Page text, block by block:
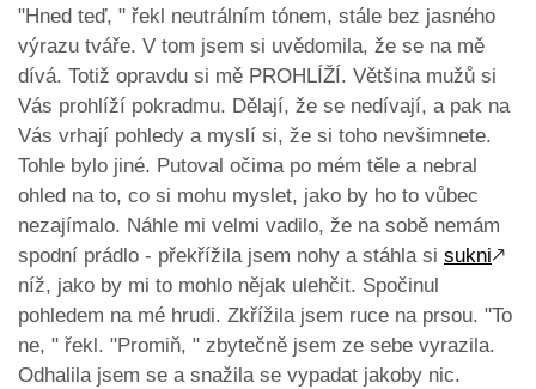
"Hned teď, " řekl neutrálním tónem, stále bez jasného
výrazu tváře. V tom jsem si uvědomila, že se na mě
dívá. Totiž opravdu si mě PROHLÍŽÍ. Většina mužů si
Vás prohlíží pokradmu. Dělají, že se nedívají, a pak na
Vás vrhají pohledy a myslí si, že si toho nevšimnete.
Tohle bylo jiné. Putoval očima po mém těle a nebral
ohled na to, co si mohu myslet, jako by ho to vůbec
nezajímalo. Náhle mi velmi vadilo, že na sobě nemám
spodní prádlo - překřížila jsem nohy a stáhla si sukni🡕
níž, jako by mi to mohlo nějak ulehčit. Spočinul
pohledem na mé hrudi. Zkřížila jsem ruce na prsou. "To
ne, " řekl. "Promiň, " zbytečně jsem ze sebe vyrazila.
Odhalila jsem se a snažila se vypadat jakoby nic.